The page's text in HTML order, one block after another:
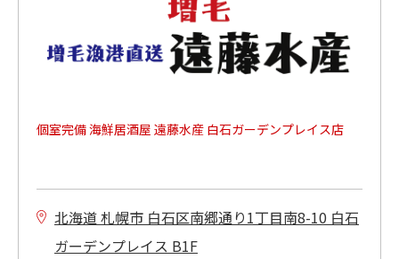
個室完備 海鮮居酒屋 遠藤水産 白石ガーデンプレイス店
北海道 札幌市 白石区南郷通り1丁目南8-10 白石
ガーデンプレイス B1F